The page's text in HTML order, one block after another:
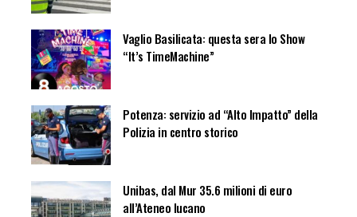
Vaglio Basilicata: questa sera lo Show
“It’s TimeMachine”
Potenza: servizio ad “Alto Impatto” della
Polizia in centro storico
Unibas, dal Mur 35.6 milioni di euro
all’Ateneo lucano